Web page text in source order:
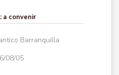
a convenir
Barranquilla
08/05